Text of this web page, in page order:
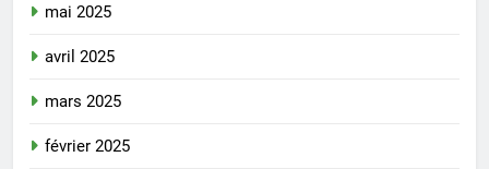
mai 2025
avril 2025
mars 2025
février 2025